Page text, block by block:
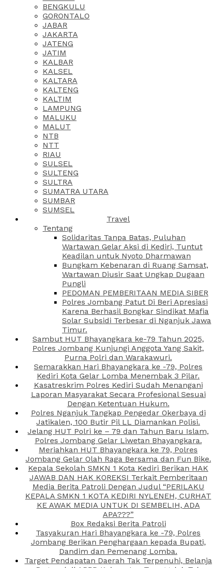
BENGKULU
GORONTALO
JABAR
JAKARTA
JATENG
JATIM
KALBAR
KALSEL
KALTARA
KALTENG
KALTIM
LAMPUNG
MALUKU
MALUT
NTB
NTT
RIAU
SULSEL
SULTENG
SULTRA
SUMATRA UTARA
SUMBAR
SUMSEL
Travel
Tentang
Solidaritas Tanpa Batas, Puluhan
Wartawan Gelar Aksi di Kediri, Tuntut
Keadilan untuk Nyoto Dharmawan
Bungkam Kebenaran di Ruang Samsat,
Wartawan Diusir Saat Ungkap Dugaan
Pungli
PEDOMAN PEMBERITAAN MEDIA SIBER
Polres Jombang Patut Di Beri Apresiasi
Karena Berhasil Bongkar Sindikat Mafia
Solar Subsidi Terbesar di Nganjuk Jawa
Timur.
Sambut HUT Bhayangkara ke-79 Tahun 2025,
Polres Jombang Kunjungi Anggota Yang Sakit,
Purna Polri dan Warakawuri.
Semarakkan Hari Bhayangkara ke -79, Polres
Kediri Kota Gelar Lomba Menembak 3 Pilar.
Kasatreskrim Polres Kediri Sudah Menangani
Laporan Masyarakat Secara Profesional Sesuai
Dengan Ketentuan Hukum.
Polres Nganjuk Tangkap Pengedar Okerbaya di
Jatikalen, 100 Butir Pil LL Diamankan Polisi.
Jelang HUT Polri ke – 79 dan Tahun Baru Islam,
Polres Jombang Gelar Liwetan Bhayangkara.
Meriahkan HUT Bhayangkara ke 79, Polres
Jombang Gelar Olah Raga Bersama dan Fun Bike.
Kepala Sekolah SMKN 1 Kota Kediri Berikan HAK
JAWAB DAN HAK KOREKSI Terkait Pemberitaan
Media Berita Patroli Dengan Judul “PERILAKU
KEPALA SMKN 1 KOTA KEDIRI NYLENEH, CURHAT
KE AWAK MEDIA UNTUK DI SEMBELIH, ADA
APA???”
Box Redaksi Berita Patroli
Tasyakuran Hari Bhayangkara ke -79, Polres
Jombang Berikan Penghargaan kepada Bupati,
Dandim dan Pemenang Lomba.
Target Pendapatan Daerah Tak Terpenuhi, Belanja